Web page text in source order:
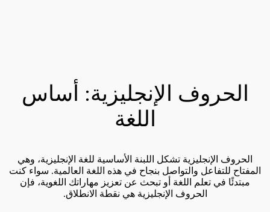
الحروف الإنجليزية: أساس
اللغة
الحروف الإنجليزية تشكل اللبنة الأساسية للغة الإنجليزية، وهي
المفتاح للتفاعل والتواصل بنجاح في هذه اللغة العالمية. سواء كنت
مبتدئًا في تعلم اللغة أو تبحث عن تعزيز مهاراتك اللغوية، فإن
الحروف الإنجليزية هي نقطة الانطلاق.